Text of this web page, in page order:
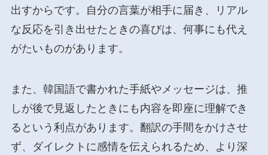
出すからです。自分の言葉が相手に届き、リアル
な反応を引き出せたときの喜びは、何事にも代え
がたいものがあります。
また、韓国語で書かれた手紙やメッセージは、推
しが後で見返したときにも内容を即座に理解でき
るという利点があります。翻訳の手間をかけさせ
ず、ダイレクトに感情を伝えられるため、より深